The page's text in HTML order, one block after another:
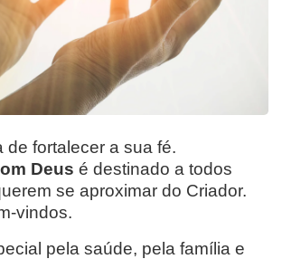
de fortalecer a sua fé.
Deus é destinado a todos
se aproximar do Criador.
vindos.
pela saúde, pela família e